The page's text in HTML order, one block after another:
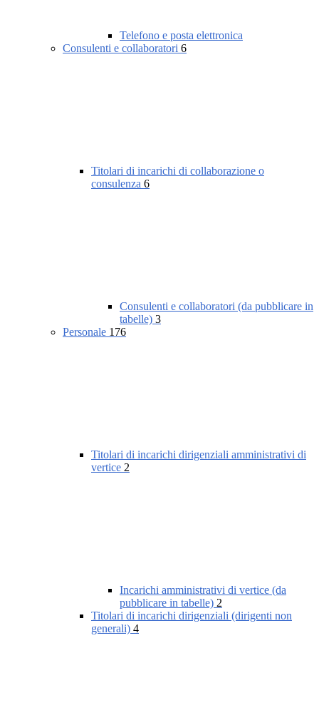
Telefono e posta elettronica
Consulenti e collaboratori 6
Titolari di incarichi di collaborazione o
consulenza 6
Consulenti e collaboratori (da pubblicare in
tabelle) 3
Personale 176
Titolari di incarichi dirigenziali amministrativi di
vertice 2
Incarichi amministrativi di vertice (da
pubblicare in tabelle) 2
Titolari di incarichi dirigenziali (dirigenti non
generali) 4